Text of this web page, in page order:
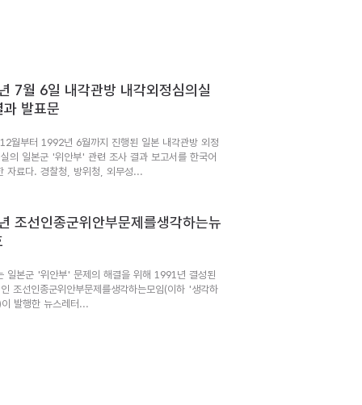
7월 6일 내각관방 내각외정심의실
과 발표문
월부터 1992년 6월까지 진행된 일본 내각관방 외정
의 일본군 '위안부' 관련 조사 결과 보고서를 한국어
자료다. 경찰청, 방위청, 외무성...
조선인종군위안부문제를생각하는뉴
일본군 '위안부' 문제의 해결을 위해 1991년 결성된
조선인종군위안부문제를생각하는모임(이하 '생각하
발행한 뉴스레터...